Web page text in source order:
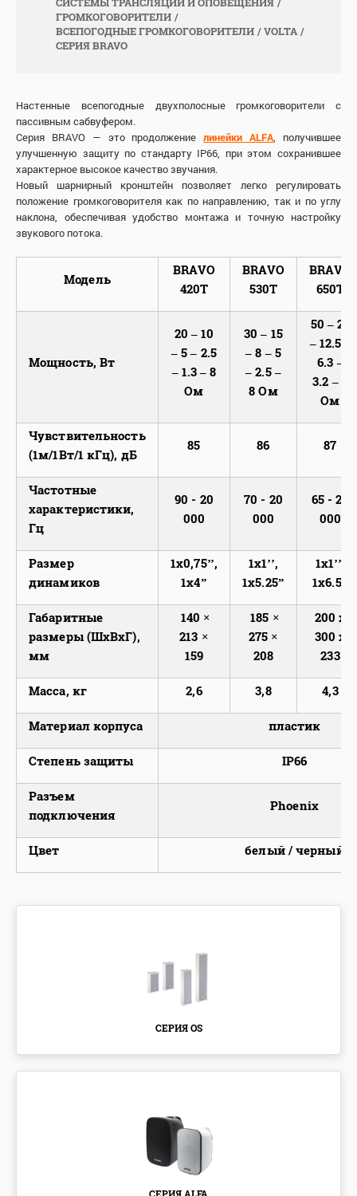
ГРОМКОГОВОРИТЕЛИ
ВСЕПОГОДНЫЕ ГРОМКОГОВОРИТЕЛИ
VOLTA
СЕРИЯ BRAVO
Настенные всепогодные двухполосные громкоговорители с
пассивным сабвуфером.
Серия BRAVO — это продолжениелинейки ALFA, получившее
улучшенную защиту по стандарту IP66, при этом сохранившее
характерное высокое качество звучания.
Новый шарнирный кронштейн позволяет легко регулировать
положение громкоговорителя как по направлению, так и по углу
наклона, обеспечивая удобство монтажа и точную настройку
звукового потока.
Модель
BRAVO
420T
BRAVO
530T
BRAVO
650T
Мощность, Вт
20 – 10
– 5 – 2.5
– 1.3 – 8
Ом
30 – 15
– 8 – 5
– 2.5 –
8 Ом
50 – 25
– 12.5 –
6.3 –
3.2 – 8
Ом
Чувствительность
(1м/1Вт/1 кГц), дБ
85 86 87
Частотные
характеристики,
Гц
90 - 20
000
70 - 20
000
65 - 20
000
Размер
динамиков
1x0,75’’,
1x4”
1x1’’,
1x5.25”
1x1’’,
1x6.5”
Габаритные
размеры (ШхВхГ),
мм
140 ×
213 ×
159
185 ×
275 ×
208
200 х
300 х
233
Масса, кг 2,6 3,8 4,3
Материал корпуса пластик
Степень защиты IP66
Разъем
подключения
Phoenix
Цвет белый / черный
СЕРИЯ OS